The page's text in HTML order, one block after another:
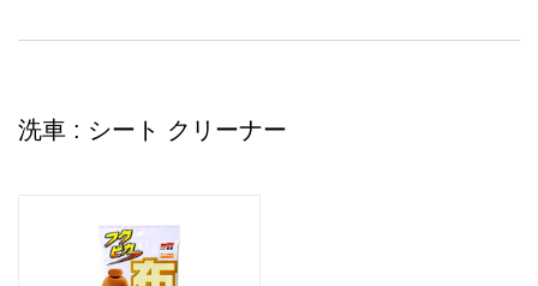
洗車 : シート クリーナー